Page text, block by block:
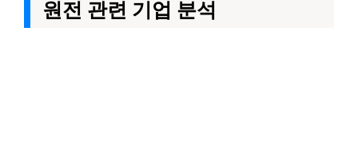
원전 관련 기업 분석